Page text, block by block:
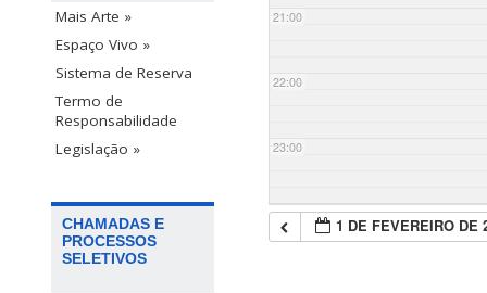
Mais Arte »
Espaço Vivo »
Sistema de Reserva
Termo de
Responsabilidade
Legislação »
CHAMADAS E
PROCESSOS
SELETIVOS
21:00
22:00
23:00
1 DE FEVEREIRO DE